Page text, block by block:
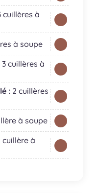
cuillères à
à soupe
3 cuillères à
: 2 cuillères
à soupe
cuillère à